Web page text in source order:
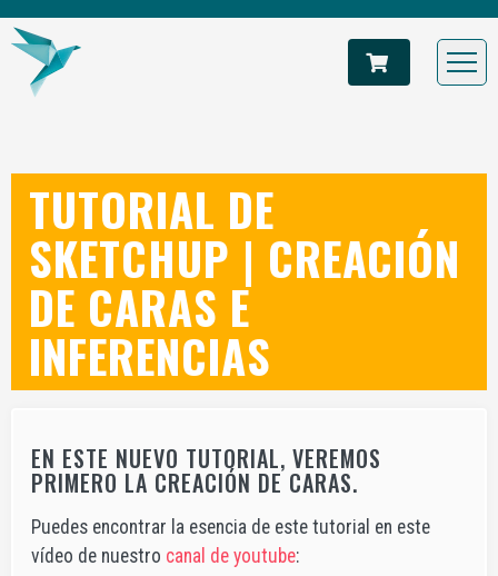
TUTORIAL DE
SKETCHUP | CREACIÓN
DE CARAS E
INFERENCIAS
EN ESTE NUEVO TUTORIAL, VEREMOS
PRIMERO LA CREACIÓN DE CARAS.
Puedes encontrar la esencia de este tutorial en este
vídeo de nuestro canal de youtube: